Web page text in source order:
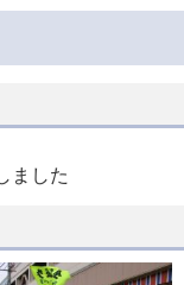
ました